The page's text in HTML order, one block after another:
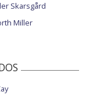
Skarsgård
Miller